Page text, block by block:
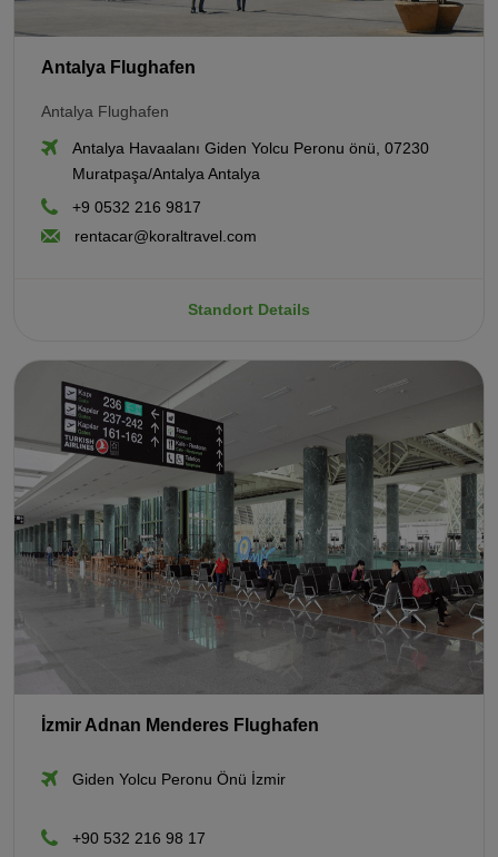
Antalya Flughafen
Antalya Flughafen
Antalya Havaalanı Giden Yolcu Peronu önü, 07230
Muratpaşa/Antalya Antalya
+9 0532 216 9817
rentacar@koraltravel.com
Standort Details
İzmir Adnan Menderes Flughafen
Giden Yolcu Peronu Önü İzmir
+90 532 216 98 17